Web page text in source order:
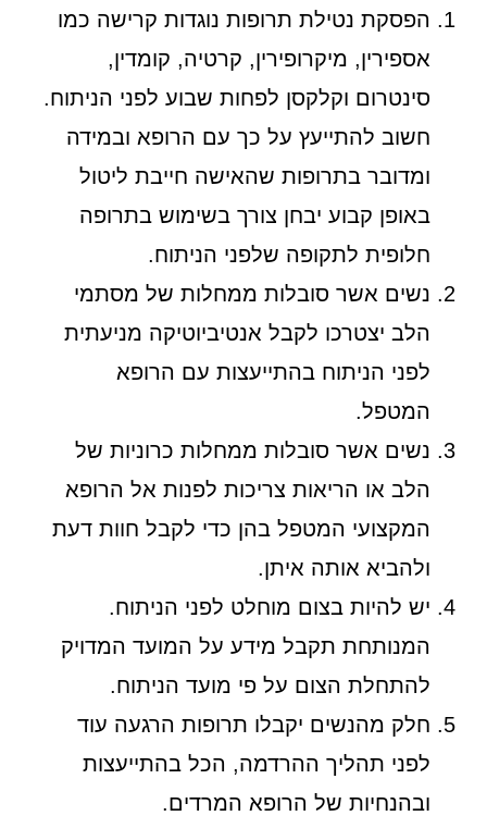
הפסקת נטילת תרופות נוגדות קרישה כמו
אספירין, מיקרופירין, קרטיה, קומדין,
סינטרום וקלקסן לפחות שבוע לפני הניתוח.
חשוב להתייעץ על כך עם הרופא ובמידה
ומדובר בתרופות שהאישה חייבת ליטול
באופן קבוע יבחן צורך בשימוש בתרופה
חלופית לתקופה שלפני הניתוח.
נשים אשר סובלות ממחלות של מסתמי
הלב יצטרכו לקבל אנטיביוטיקה מניעתית
לפני הניתוח בהתייעצות עם הרופא
המטפל.
נשים אשר סובלות ממחלות כרוניות של
הלב או הריאות צריכות לפנות אל הרופא
המקצועי המטפל בהן כדי לקבל חוות דעת
ולהביא אותה איתן.
יש להיות בצום מוחלט לפני הניתוח.
המנותחת תקבל מידע על המועד המדויק
להתחלת הצום על פי מועד הניתוח.
חלק מהנשים יקבלו תרופות הרגעה עוד
לפני תהליך ההרדמה, הכל בהתייעצות
ובהנחיות של הרופא המרדים.